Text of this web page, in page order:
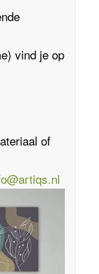
) vind je op
of